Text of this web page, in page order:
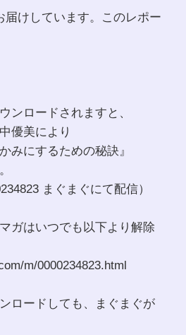
届けしています。このレポー
ンロードされますと、
優美により
みにするための秘訣』
まぐまぐにて配信）
ガはいつでも以下より解除
m/0000234823.html
ロードしても、まぐまぐが